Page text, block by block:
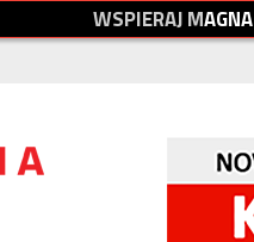
WSPIERAJMAGNA